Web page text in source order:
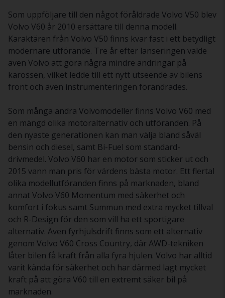
Som uppföljare till den något föråldrade Volvo V50 blev
Volvo V60 år 2010 ersättare till denna modell.
Karaktären från Volvo V50 finns kvar fast i ett betydligt
modernare utförande. Tre år efter lanseringen valde
även Volvo att göra några mindre ändringar på
karossen, vilket ledde till ett nytt utseende av bilens
front och även instrumenteringen förändrades.
Som många andra Volvomodeller finns Volvo V60 med
en mängd olika motoralternativ och utföranden. På
den nyaste generationen kan man välja bland såväl
bensin och diesel, samt Bi-Fuel som standard-
drivmedel. Volvo V60 har en motor som sticker ut och
2015 vann man pris för värdens bästa motor. Ett flertal
olika modellutföranden finns på marknaden, bland
annat Volvo V60 Momentum med säkerhet och
komfort i fokus samt Summun med extra mycket tillval
och R-Design för den som vill ha ett sportigare
alternativ. Även fyrhjulsdrift finns som ett alternativ
genom Volvo V60 Cross Country, där AWD-tekniken
låter bilen få kraft från alla fyra hjulen. Volvo har alltid
varit kända för säkerhet och har därmed lagt mycket
kraft på att göra V60 till en extremt säker bil på
marknaden.